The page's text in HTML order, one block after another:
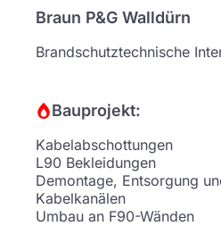
Braun P&G Walldürn
Brandschutztechnische
Bauprojekt:
Kabelabschottungen
L90 Bekleidungen
Demontage, Entsorgung
Kabelkanälen
Umbau an F90-Wänden